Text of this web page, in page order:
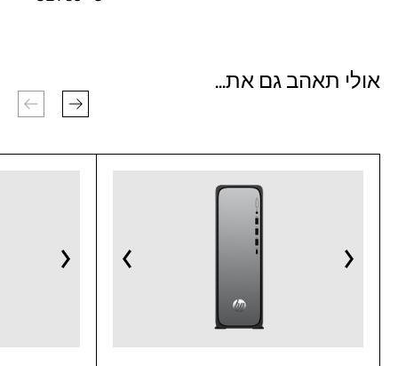
אולי תאהב גם את...